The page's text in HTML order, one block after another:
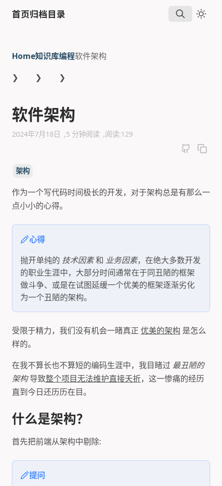
首页归档目录
Home
❯
知识库
❯
编程
❯
软件架构
软件架构
2024年7月18日 5 分钟阅读 阅读:129
架构
作为一个写代码时间极长的开发，对于架构总是有那么一
点小小的心得。
心得
抛开单纯的 技术因素和 业务因素，在绝大多数开发
的职业生涯中，大部分时间通常在于同丑陋的框架
做斗争、或是在试图延缓一个优美的框架逐渐劣化
为一个丑陋的架构。
受限于精力，我们没有机会一睹真正 优美的架构 是怎么
样的。
在我不算长也不算短的编码生涯中，我目睹过 最丑陋的
架构导致整个项目无法维护直接夭折，这一惨痛的经历
直到今日还历历在目。
什么是架构？
首先把前端从架构中剔除:
提问